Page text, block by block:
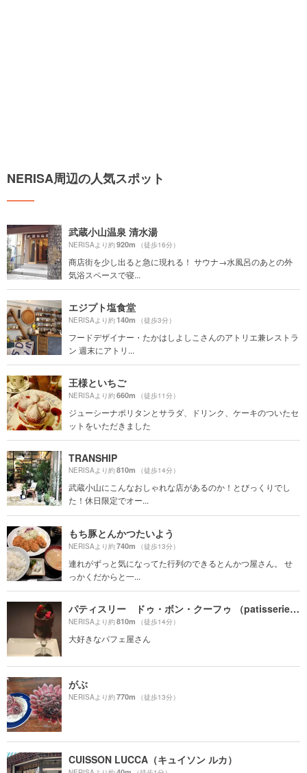
NERISA周辺の人気スポット
武蔵小山温泉 清水湯
NERISAより約920m （徒歩16分）
商店街を少し出ると急に現れる！ サウナ→水風呂のあとの外
気浴スペースで寝...
エジプト塩食堂
NERISAより約140m （徒歩3分）
フードデザイナー・たかはしよしこさんのアトリエ兼レストラ
ン 週末にアトリ...
王様といちご
NERISAより約660m （徒歩11分）
ジューシーナポリタンとサラダ、ドリンク、ケーキのついたセ
ットをいただきました
TRANSHIP
NERISAより約810m （徒歩14分）
武蔵小山にこんなおしゃれな店があるのか！とびっくりでし
た！休日限定でオー...
もち豚とんかつたいよう
NERISAより約740m （徒歩13分）
連れがずっと気になってた行列のできるとんかつ屋さん。 せ
っかくだからと一...
パティスリー ドゥ・ボン・クーフゥ （patisserie de bon coeur ）
NERISAより約810m （徒歩14分）
大好きなパフェ屋さん
がぶ
NERISAより約770m （徒歩13分）
CUISSON LUCCA（キュイソン ルカ）